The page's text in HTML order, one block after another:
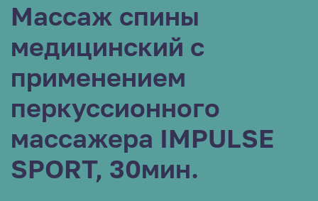
Массаж спины
медицинский с
применением
перкуссионного
массажера IMPULSЕ
SPORT, 30мин.